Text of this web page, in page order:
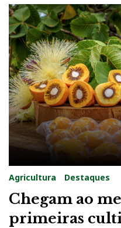
T
a
g
:
C
e
r
r
a
d
o
s
Agricultura Destaques
Chegam ao
primeiras